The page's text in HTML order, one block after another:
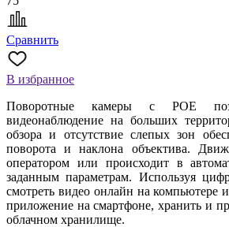
Сравнить
В избранное
Поворотные камеры с POE
видеонаблюдение на больших
обзора и отсутствие слепых зон
поворота и наклона объектива.
оператором или происходит в
заданным параметрам. Используя
смотреть видео онлайн на компьютере
приложение на смартфоне, хранить и
облачном хранилище.